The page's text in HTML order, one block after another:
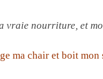
vraie nourriture, et
ma chair et boit